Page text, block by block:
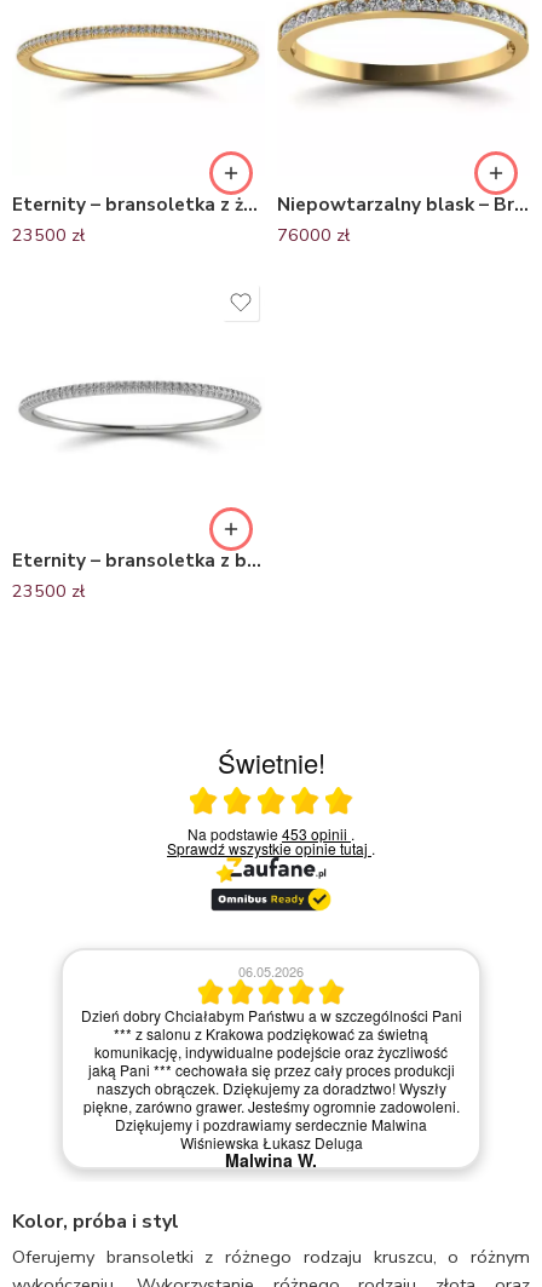
Eternity – bransoletka z żółtego złota z diamentami
23500 zł
Niepowtarzalny blask – Bransoletka z żółtego złota z brylantami
76000 zł
Eternity – bransoletka z białego złota z diamentami
23500 zł
Świetnie!
Ocena średnia 5 na 5
Na podstawie453 opinii .
Sprawdź wszystkie opinietutaj .
06.05.2026
Dzień dobry Chciałabym Państwu a w szczególności Pani
*** z salonu z Krakowa podziękować za świetną
komunikację, indywidualne podejście oraz życzliwość
jaką Pani *** cechowała się przez cały proces produkcji
naszych obrączek. Dziękujemy za doradztwo! Wyszły
piękne, zarówno grawer. Jesteśmy ogromnie zadowoleni.
Dziękujemy i pozdrawiamy serdecznie Malwina
Wiśniewska Łukasz Deluga
Malwina W.
Kolor, próba i styl
Oferujemy bransoletki z różnego rodzaju kruszcu, o różnym